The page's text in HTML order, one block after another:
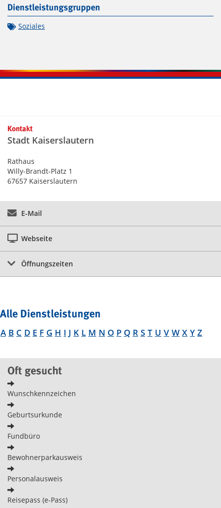
Dienstleistungsgruppen
Soziales
Kontaktinformationen und Weiterführendes
Kontakt
Stadt Kaiserslautern
Rathaus
Willy-Brandt-Platz 1
67657 Kaiserslautern
E-Mail
Webseite
Öffnungszeiten
Alle Dienstleistungen
A B C D E F G H I J K L M N O P Q R S T U V W X Y Z
Oft gesucht
Wunschkennzeichen
Geburtsurkunde
Fundbüro
Bewohnerparkausweis
Personalausweis
Reisepass (e-Pass)